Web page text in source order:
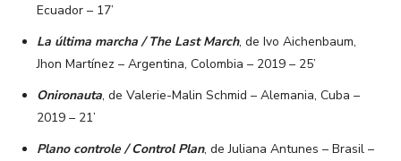
Ecuador – 17’
La última marcha / The Last March, de Ivo Aichenbaum,
Jhon Martínez – Argentina, Colombia – 2019 – 25’
Onironauta, de Valerie-Malin Schmid – Alemania, Cuba –
2019 – 21’
Plano controle / Control Plan, de Juliana Antunes – Brasil –